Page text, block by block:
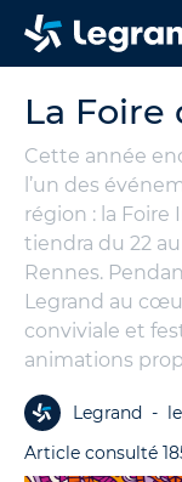
La Foire
Cette année
l’un des
région : la Foire
tiendra du 22
Rennes.
Legrand au
conviviale et
animations
Legrand -
Article consulté